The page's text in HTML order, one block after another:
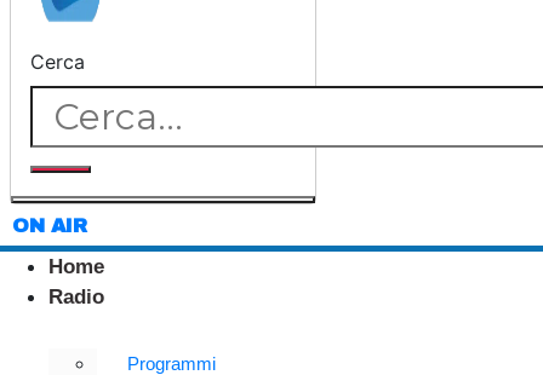
Cerca
ON AIR
Home
Radio
Programmi